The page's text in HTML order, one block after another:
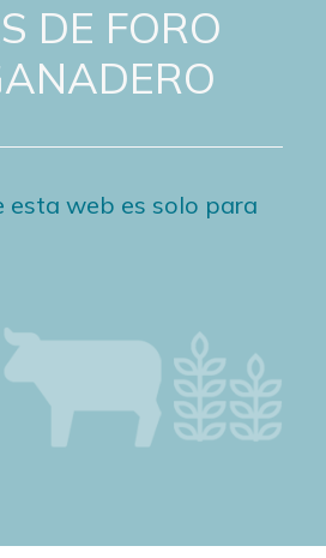
DE FORO
esta web es solo para